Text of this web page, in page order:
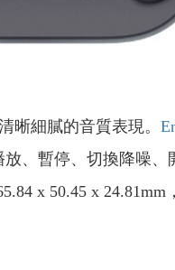
晰細膩的音質表現。
、暫停、切換降噪、
x 50.45 x 24.81mm